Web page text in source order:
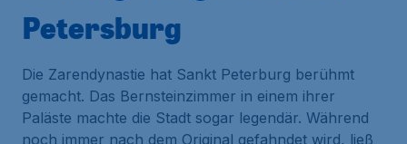
Petersburg
Die Zarendynastie hat Sankt Peterburg berühmt
gemacht. Das Bernsteinzimmer in einem ihrer
Paläste machte die Stadt sogar legendär. Während
noch immer nach dem Original gefahndet wird, ließ